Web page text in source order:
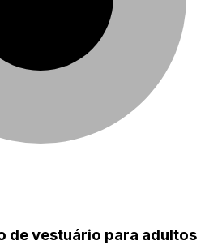
de vestuário para adultos